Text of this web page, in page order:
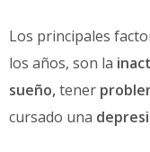
Los principales
los años, son la
sueño,tener
cursado una